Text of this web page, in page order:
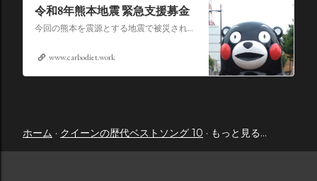
令和8年熊本地震 緊急支援募金
今回の熊本を震源とする地震で被災された皆さままだまだ余震も続き大変な時間を過ごされていると思います。心よりお見舞い申し上げます
www.carbodiet.work
ホーム クイーンの歴代ベストソング 10 もっと見る…